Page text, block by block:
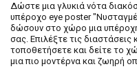
Δώστε μια γλυκιά νότα
υπέροχο eye poster
δώσουν στο χώρο μια
σας. Επιλέξτε τις διαστάσεις
τοποθετήσετε και δείτε το
μια πιο μοντέρνα και ζωηρή